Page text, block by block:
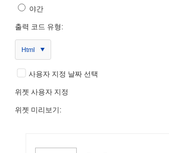
야간
출력 코드 유형:
Html
사용자 지정 날짜 선택
위젯 사용자 지정
위젯 미리보기: